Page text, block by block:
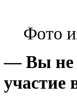
Фото
— Вы не
участие